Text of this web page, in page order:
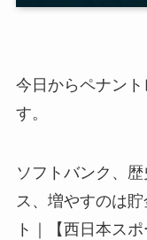
今日からペナン
す。
ソフトバンク、
ス、増やすのは
ト｜【西日本スポ